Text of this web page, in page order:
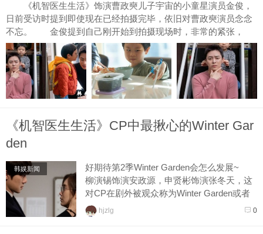
《机智医生生活》饰演曹政奭儿子宇宙的小童星演员金俊，
日前受访时提到即使现在已经拍摄完毕，依旧对曹政奭演员念念
不忘。 金俊提到自己刚开始到拍摄现场时，非常的紧张，
但...
《机智医生生活》CP中最揪心的Winter Gar
den
韩娱新闻
好期待第2季Winter Garden会怎么发展~
柳演锡饰演安政源，申贤彬饰演张冬天，这
对CP在剧外被观众称为Winter Garden或者
冬天庭院，这是因为「政源」在韩语中和
「庭院」同音。 ...
0
hjzlg